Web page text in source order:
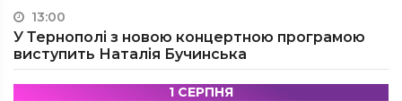
13:00
У Тернополі з новою концертною програмою
виступить Наталія Бучинська
1 СЕРПНЯ